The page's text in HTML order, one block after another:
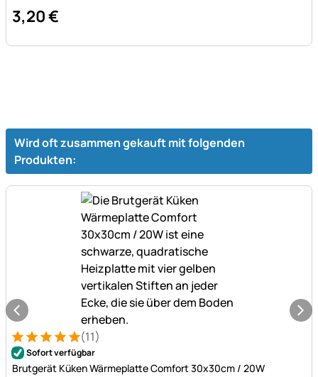
3,20€
Wird oft zusammen gekauft mit folgenden
Produkten:
Bewertung: 5 von 5 (11 Bewertungen)
11 Bewertungen
(11)
Sofort verfügbar
Brutgerät Küken Wärmeplatte Comfort 30x30cm / 20W